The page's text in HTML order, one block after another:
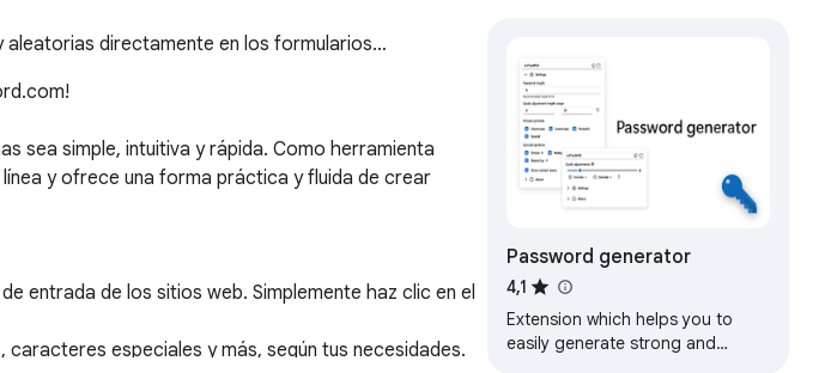
aleatorias directamente en los formularios…
sea simple, intuitiva y rápida. Como herramienta
y ofrece una forma práctica y fluida de crear
entrada de los sitios web. Simplemente haz clic en el
especiales y más, según tus necesidades.
Password generator
4,1
Extension which helps you to
easily generate strong and